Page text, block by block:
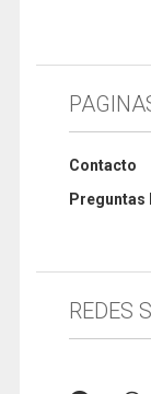
Contacto
Preguntas
REDES